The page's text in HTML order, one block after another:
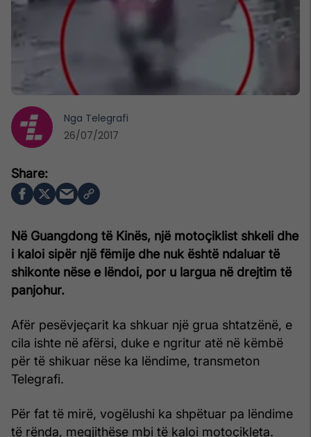
Në Guangdong të Kinës, një motoçiklist shkeli dhe
i kaloi sipër një fëmije dhe nuk është ndaluar të
shikonte nëse e lëndoi, por u largua në drejtim të
panjohur.
Afër pesëvjeçarit ka shkuar një grua shtatzënë, e
cila ishte në afërsi, duke e ngritur atë në këmbë
për të shikuar nëse ka lëndime, transmeton
Telegrafi.
Për fat të mirë, vogëlushi ka shpëtuar pa lëndime
të rënda, megjithëse mbi të kaloi motoçikleta.
Nga Telegrafi
26/07/2017